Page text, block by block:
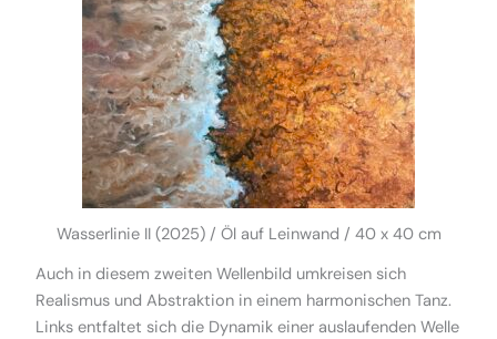
Wasserlinie II (2025) / Öl auf Leinwand / 40 x 40 cm
Auch in diesem zweiten Wellenbild umkreisen sich
Realismus und Abstraktion in einem harmonischen Tanz.
Links entfaltet sich die Dynamik einer auslaufenden Welle